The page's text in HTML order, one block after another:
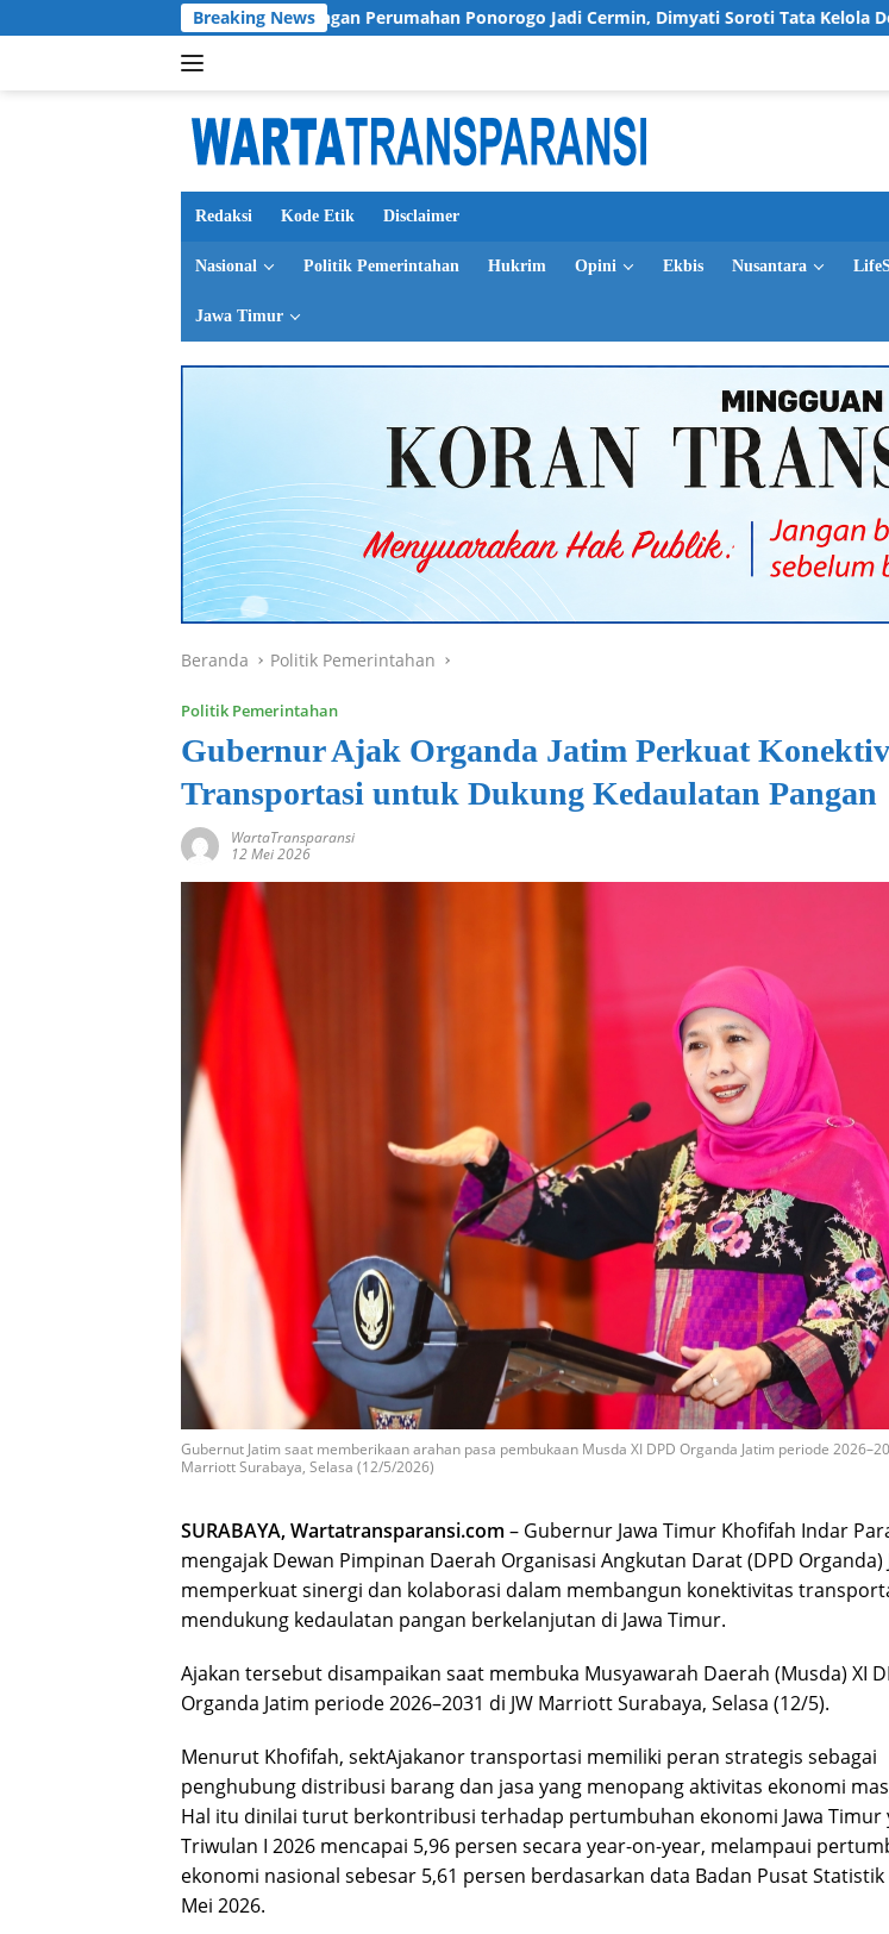
ke
Breaking News
Kasus Tunjangan Perumahan Ponorogo Jadi Cermin, Dimyati Soroti Tata Kelola Dokumen DPRD
Redaksi Kode Etik Disclaimer
Nasional Politik Pemerintahan Hukrim Opini Ekbis Nusantara
Jawa Timur
Beranda Politik Pemerintahan
Politik Pemerintahan
Gubernur Ajak Organda Jatim Perkuat
Transportasi untuk Dukung Kedaulatan Pangan
WartaTransparansi
12 Mei 2026
Gubernut Jatim saat memberikaan arahan pasa pembukaan Musda XI DPD Organda Jatim periode
Marriott Surabaya, Selasa (12/5/2026)
SURABAYA, Wartatransparansi.com – Gubernur Jawa Timur Khofifah Indar
mengajak Dewan Pimpinan Daerah Organisasi Angkutan Darat (DPD Organda)
memperkuat sinergi dan kolaborasi dalam membangun konektivitas
mendukung kedaulatan pangan berkelanjutan di Jawa Timur.
Ajakan tersebut disampaikan saat membuka Musyawarah Daerah (Musda) XI
Organda Jatim periode 2026–2031 di JW Marriott Surabaya, Selasa (12/5).
Menurut Khofifah, sektAjakanor transportasi memiliki peran strategis sebagai
penghubung distribusi barang dan jasa yang menopang aktivitas ekonomi
Hal itu dinilai turut berkontribusi terhadap pertumbuhan ekonomi Jawa Timur
Triwulan I 2026 mencapai 5,96 persen secara year-on-year, melampaui
ekonomi nasional sebesar 5,61 persen berdasarkan data Badan Pusat Statistik
Mei 2026.